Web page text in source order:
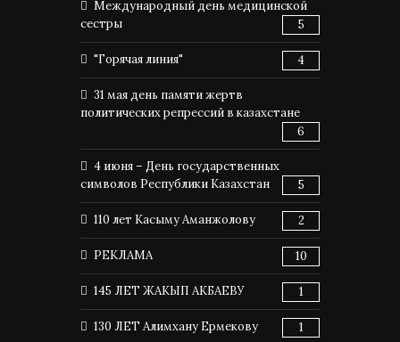
Международный день медицинской
сестры
5
"Горячая линия" 4
31 мая день памяти жертв
политических репрессий в казахстане
6
4 июня – День государственных
символов Республики Казахстан
5
110 лет Касыму Аманжолову 2
РЕКЛАМА 10
145 ЛЕТ ЖАКЫП АКБАЕВУ 1
130 ЛЕТ Алимхану Ермекову 1